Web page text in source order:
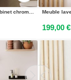
Meuble lave-mains LISA + robinet chromé + miroir rectangulaire
199,00 €